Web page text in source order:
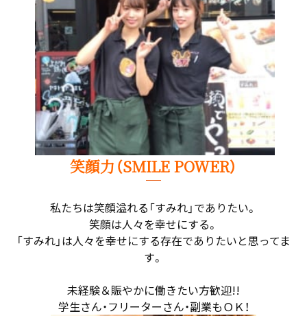
笑顔力（SMILE POWER）
私たちは笑顔溢れる「すみれ」でありたい。
笑顔は人々を幸せにする。
「すみれ」は人々を幸せにする存在でありたいと思ってま
す。
未経験＆賑やかに働きたい方歓迎!!
学生さん・フリーターさん・副業もＯＫ！